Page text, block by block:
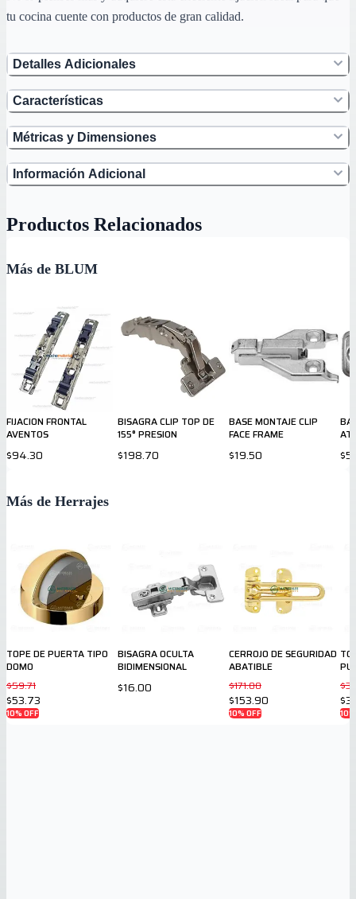
tu cocina cuente con productos de gran calidad.
Detalles Adicionales
Características
Métricas y Dimensiones
Información Adicional
Productos Relacionados
Más de BLUM
FIJACION FRONTAL
AVENTOS
$94.30
BISAGRA CLIP TOP DE
155° PRESION
$198.70
BASE MONTAJE CLIP
FACE FRAME
$19.50
Más de Herrajes
TOPE DE PUERTA TIPO
DOMO
$59.71
$53.73
10% OFF
BISAGRA OCULTA
BIDIMENSIONAL
$16.00
CERROJO DE SEGURIDAD
ABATIBLE
$171.00
$153.90
10% OFF 10